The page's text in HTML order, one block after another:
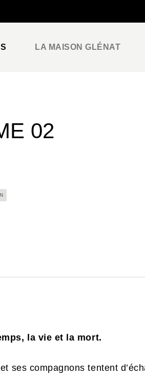
LA MAISON GLÉNAT
02
la vie et la mort.
ses compagnons tentent